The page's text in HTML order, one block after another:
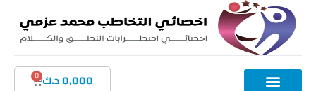
0,000د.ك 0